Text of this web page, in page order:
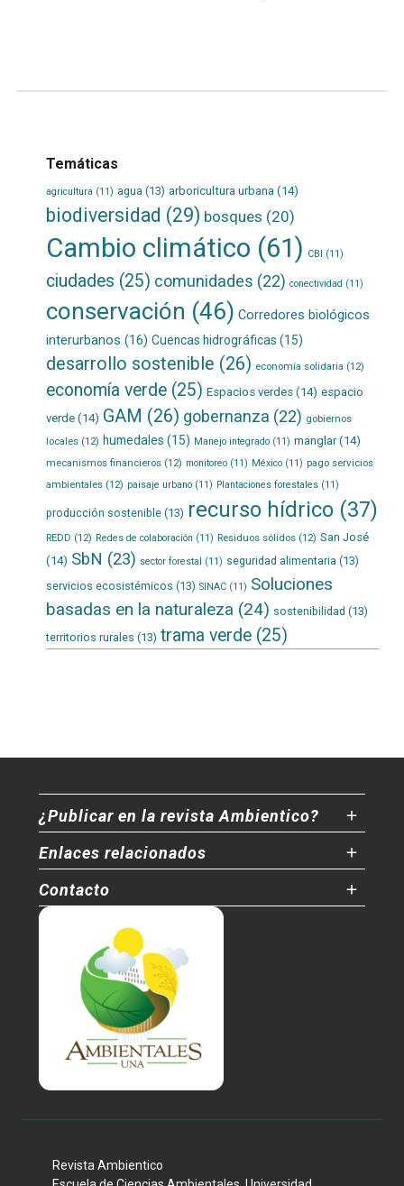
Temáticas
agricultura (11) agua (13) arboricultura urbana(14)
biodiversidad (29) bosques (20)
Cambio climático (61) CBI (11)
ciudades (25) comunidades (22) conectividad (11)
conservación (46) Corredores biológicos
interurbanos (16) Cuencas hidrográficas (15)
desarrollo sostenible (26) economía solidaria (12)
economía verde(25) Espacios verdes(14) espacio
verde(14) GAM (26) gobernanza (22) gobiernos
locales(12) humedales (15) Manejo integrado(11) manglar(14)
mecanismos financieros(12) monitoreo(11) México(11) pago servicios
ambientales(12) paisaje urbano(11) Plantaciones forestales(11)
producción sostenible(13) recurso hídrico(37)
REDD (12) Redes de colaboración (11) Residuos sólidos(12) San José
(14) SbN (23) sector forestal (11) seguridad alimentaria (13)
servicios ecosistémicos (13) SINAC(11) Soluciones
basadas en la naturaleza (24) sostenibilidad (13)
territorios rurales (13) trama verde(25)
¿Publicar en la revista Ambientico?
Enlaces relacionados
Contacto
Revista Ambientico